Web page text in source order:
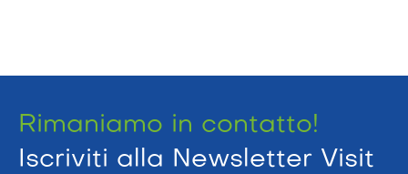
Rimaniamo in contatto!
Iscriviti alla Newsletter Visit